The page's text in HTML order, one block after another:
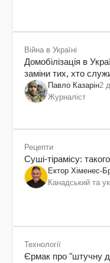
Війна в Україні
Домобілізація в
заміни тих, хто
Павло Казарін2
Журналіст
Рецепти
Суші-тірамісу:
Ектор Хіменес-
Канадський та
Технології
Єрмак про "штучну